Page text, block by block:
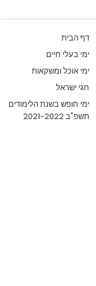
דף הבית
ימי בעלי חיים
ימי אוכל ומשקאות
חגי ישראל
ימי חופש בשנת הלימודים
תשפ"ב 2021-2022